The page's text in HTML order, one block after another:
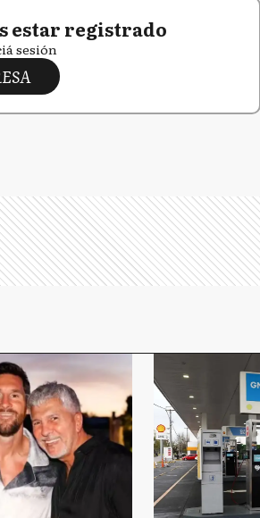
estar registrado
sesión